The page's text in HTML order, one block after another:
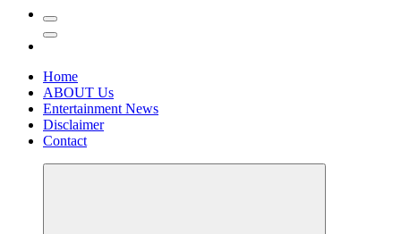
Home
ABOUT Us
Entertainment News
Disclaimer
Contact